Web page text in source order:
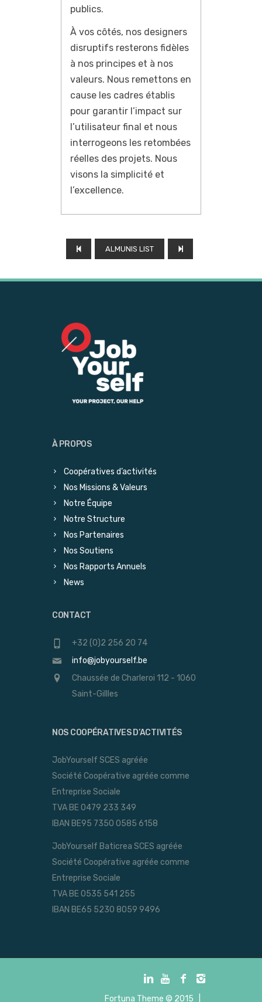
publics.
À vos côtés, nos designers
disruptifs resterons fidèles
à nos principes et à nos
valeurs. Nous remettons en
cause les cadres établis
pour garantir l’impact sur
l’utilisateur final et nous
interrogeons les retombées
réelles des projets. Nous
visons la simplicité et
l’excellence.
ALMUNIS LIST
À PROPOS
Coopératives d’activités
Nos Missions & Valeurs
Notre Équipe
Notre Structure
Nos Partenaires
Nos Soutiens
Nos Rapports Annuels
News
CONTACT
+32 (0)2 256 20 74
info@jobyourself.be
Chaussée de Charleroi 112 - 1060
Saint-Gillles
NOS COOPÉRATIVES D’ACTIVITÉS
JobYourself SCES agréée
Société Coopérative agréée comme
Entreprise Sociale
TVA BE 0479 233 349
IBAN BE95 7350 0585 6158
JobYourself Baticrea SCES agréée
Société Coopérative agréée comme
Entreprise Sociale
TVA BE 0535 541 255
IBAN BE65 5230 8059 9496
Fortuna Theme © 2015 |